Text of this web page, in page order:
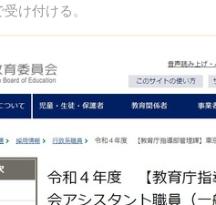
け付ける。